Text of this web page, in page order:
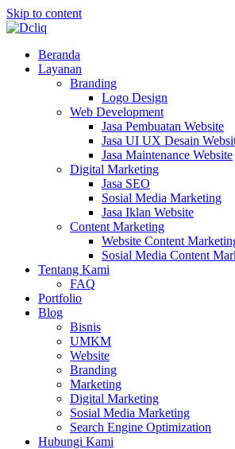
Skip to content
Beranda
Layanan
Branding
Logo Design
Web Development
Jasa Pembuatan Website
Jasa UI UX Desain
Jasa Maintenance Website
Digital Marketing
Jasa SEO
Sosial Media Marketing
Jasa Iklan Website
Content Marketing
Website Content
Sosial Media Content
Tentang Kami
FAQ
Portfolio
Blog
Bisnis
UMKM
Website
Branding
Marketing
Digital Marketing
Sosial Media Marketing
Search Engine Optimization
Hubungi Kami